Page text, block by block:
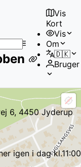
Vis
Kort
Vis
Om
🇩🇰
Bruger
6, 4450 Jyderup
igen i dagkl.11:00